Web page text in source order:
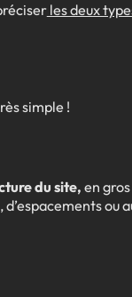
les deux
simple !
du site,en
d’espacements